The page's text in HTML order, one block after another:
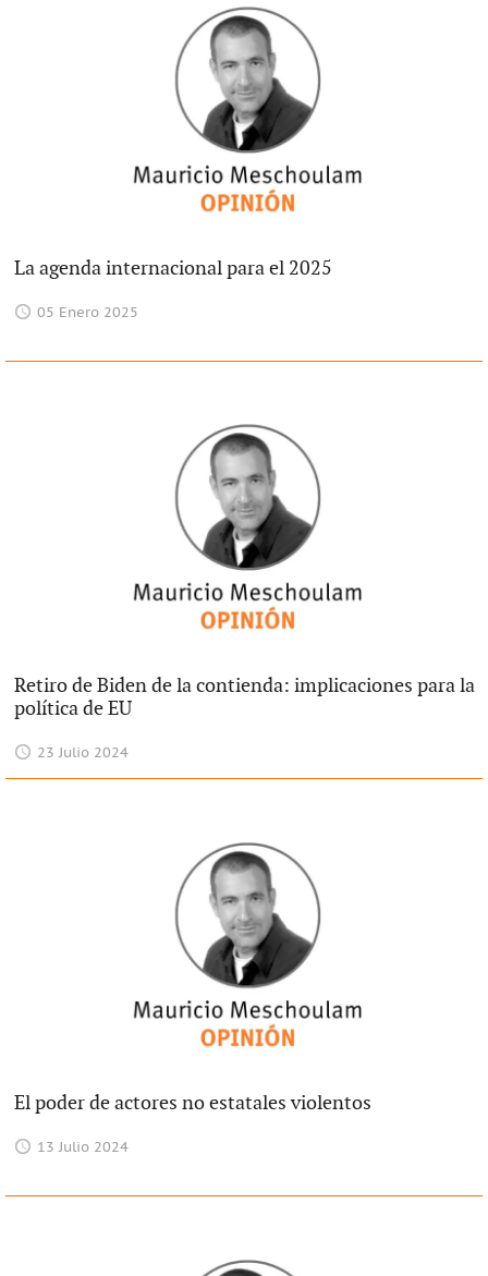
La agenda internacional para el 2025
05 Enero 2025
Retiro de Biden de la contienda: implicaciones para la
política de EU
23 Julio 2024
El poder de actores no estatales violentos
13 Julio 2024